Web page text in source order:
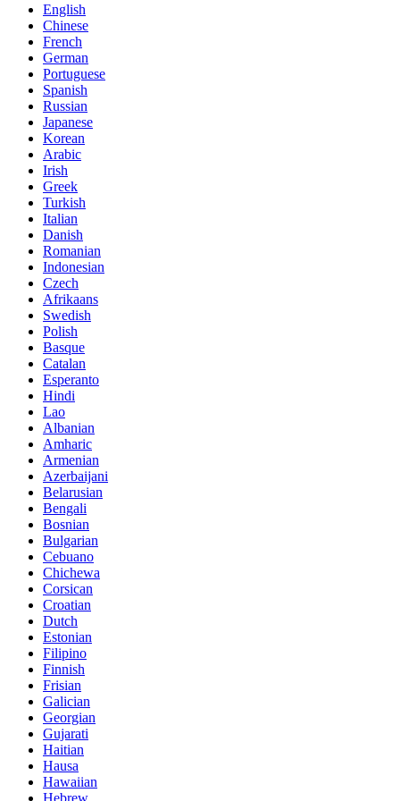
English
Chinese
French
German
Portuguese
Spanish
Russian
Japanese
Korean
Arabic
Irish
Greek
Turkish
Italian
Danish
Romanian
Indonesian
Czech
Afrikaans
Swedish
Polish
Basque
Catalan
Esperanto
Hindi
Lao
Albanian
Amharic
Armenian
Azerbaijani
Belarusian
Bengali
Bosnian
Bulgarian
Cebuano
Chichewa
Corsican
Croatian
Dutch
Estonian
Filipino
Finnish
Frisian
Galician
Georgian
Gujarati
Haitian
Hausa
Hawaiian
Hebrew